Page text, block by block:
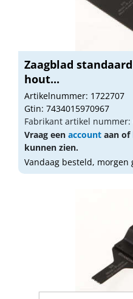
Zaagblad
hout...
Artikelnummer: 1722707
Gtin: 7434015970967
Fabrikant artikel nummer:
Vraag een account aan of
kunnen zien.
Vandaag besteld, morgen